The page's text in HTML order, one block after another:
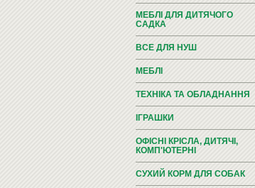
МЕБЛІ ДЛЯ ДИТЯЧОГО
САДКА
ВСЕ ДЛЯ НУШ
МЕБЛІ
ТЕХНІКА ТА ОБЛАДНАННЯ
ІГРАШКИ
ОФІСНІ КРІСЛА, ДИТЯЧІ,
КОМП'ЮТЕРНІ
СУХИЙ КОРМ ДЛЯ СОБАК